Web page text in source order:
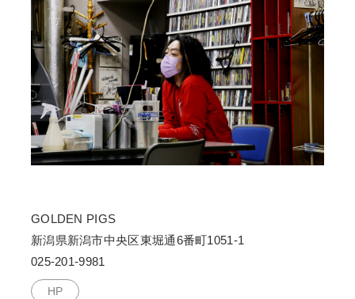
GOLDEN PIGS
新潟県新潟市中央区東堀通6番町1051-1
025-201-9981
HP